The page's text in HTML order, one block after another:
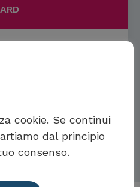
cookie. Se continui
dal principio
consenso.